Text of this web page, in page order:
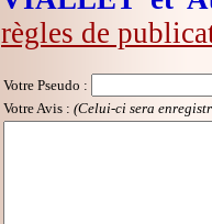
règles de
Votre Pseudo :
Votre Avis : (Celui-ci sera